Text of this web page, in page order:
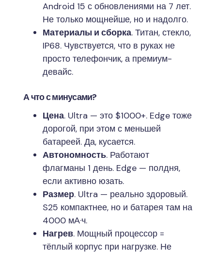
Android 15 с обновлениями на 7 лет.
Не только мощнейше, но и надолго.
Материалы и сборка. Титан, стекло,
IP68. Чувствуется, что в руках не
просто телефончик, а премиум-
девайс.
А что с минусами?
Цена. Ultra — это $1000+. Edge тоже
дорогой, при этом с меньшей
батареей. Да, кусается.
Автономность. Работают
флагманы 1 день. Edge — полдня,
если активно юзать.
Размер. Ultra — реально здоровый.
S25 компактнее, но и батарея там на
4000 мА·ч.
Нагрев. Мощный процессор =
тёплый корпус при нагрузке. Не